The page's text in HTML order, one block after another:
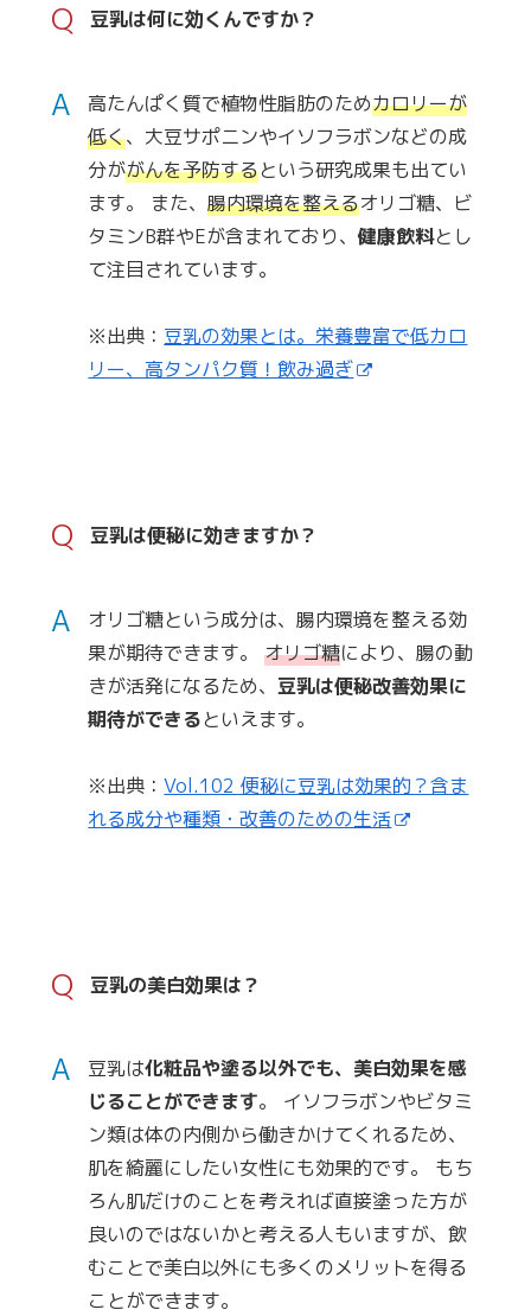
Q 豆乳は何に効くんですか？
A 高たんぱく質で植物性脂肪のためカロリーが
低く、大豆サポニンやイソフラボンなどの成
分ががんを予防するという研究成果も出てい
ます。 また、腸内環境を整えるオリゴ糖、ビ
タミンB群やEが含まれており、健康飲料とし
て注目されています。
※出典： 豆乳の効果とは。栄養豊富で低カロ
リー、高タンパク質！飲み過ぎ
Q 豆乳は便秘に効きますか？
A
オリゴ糖という成分は、腸内環境を整える効
果が期待できます。オリゴ糖により、腸の動
きが活発になるため、豆乳は便秘改善効果に
期待ができるといえます。
※出典：Vol.102 便秘に豆乳は効果的？含ま
れる成分や種類・改善のための生活
Q 豆乳の美白効果は？
A 豆乳は化粧品や塗る以外でも、美白効果を感
じることができます。 イソフラボンやビタミ
ン類は体の内側から働きかけてくれるため、
肌を綺麗にしたい女性にも効果的です。 もち
ろん肌だけのことを考えれば直接塗った方が
良いのではないかと考える人もいますが、飲
むことで美白以外にも多くのメリットを得る
ことができます。